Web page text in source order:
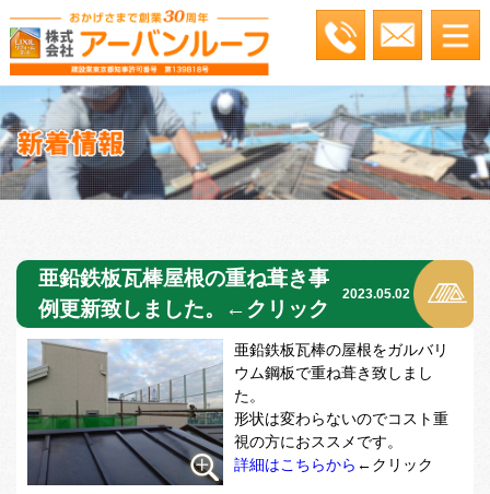
亜鉛鉄板瓦棒屋根の重ね葺き事
例更新致しました。←クリック
2023.05.02
亜鉛鉄板瓦棒の屋根をガルバリ
ウム鋼板で重ね葺き致しまし
た。
形状は変わらないのでコスト重
視の方におススメです。
詳細はこちらから ←クリック